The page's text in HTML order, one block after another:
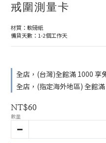
戒圍測量卡
材質：軟磅紙
備貨天數：1-2個工作天
全店，(台灣)全館滿 1000 享
全店，(指定海外地區) 全館
NT$60
數量